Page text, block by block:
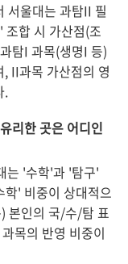
서울대는 과탐II 필
합 시 가산점(조
탐I 과목(생명I 등)
II과목 가산점의 영
.
리한 곳은 어디인
는 '수학'과 '탐구'
' 비중이 상대적으
본인의 국/수/탐 표
목의 반영 비중이